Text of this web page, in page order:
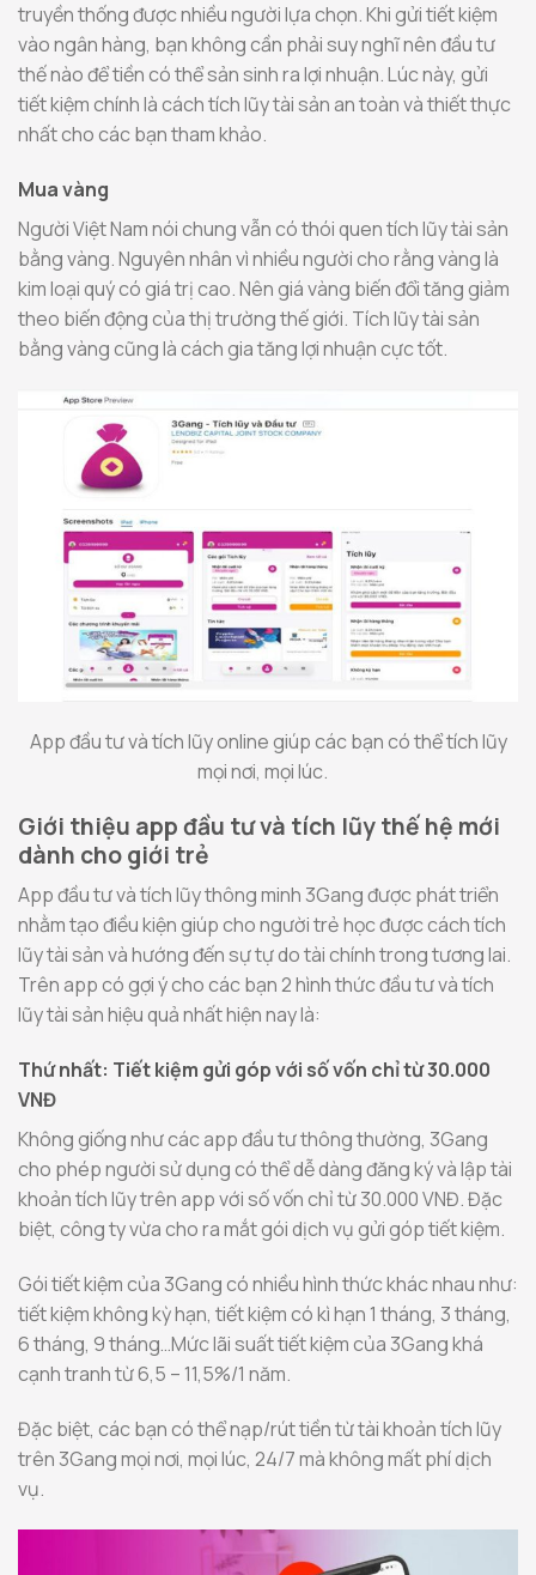
truyền thống được nhiều người lựa chọn. Khi gửi tiết kiệm
vào ngân hàng, bạn không cần phải suy nghĩ nên đầu tư
thế nào để tiền có thể sản sinh ra lợi nhuận. Lúc này, gửi
tiết kiệm chính là cách tích lũy tài sản an toàn và thiết thực
nhất cho các bạn tham khảo.
Mua vàng
Người Việt Nam nói chung vẫn có thói quen tích lũy tài sản
bằng vàng. Nguyên nhân vì nhiều người cho rằng vàng là
kim loại quý có giá trị cao. Nên giá vàng biến đổi tăng giảm
theo biến động của thị trường thế giới. Tích lũy tài sản
bằng vàng cũng là cách gia tăng lợi nhuận cực tốt.
App đầu tư và tích lũy online giúp các bạn có thể tích lũy
mọi nơi, mọi lúc.
Giới thiệu app đầu tư và tích lũy thế hệ mới
dành cho giới trẻ
App đầu tư và tích lũy thông minh 3Gang được phát triển
nhằm tạo điều kiện giúp cho người trẻ học được cách tích
lũy tài sản và hướng đến sự tự do tài chính trong tương lai.
Trên app có gợi ý cho các bạn 2 hình thức đầu tư và tích
lũy tài sản hiệu quả nhất hiện nay là:
Thứ nhất: Tiết kiệm gửi góp với số vốn chỉ từ 30.000
VNĐ
Không giống như các app đầu tư thông thường, 3Gang
cho phép người sử dụng có thể dễ dàng đăng ký và lập tài
khoản tích lũy trên app với số vốn chỉ từ 30.000 VNĐ. Đặc
biệt, công ty vừa cho ra mắt gói dịch vụ gửi góp tiết kiệm.
Gói tiết kiệm của 3Gang có nhiều hình thức khác nhau như:
tiết kiệm không kỳ hạn, tiết kiệm có kì hạn 1 tháng, 3 tháng,
6 tháng, 9 tháng…Mức lãi suất tiết kiệm của 3Gang khá
cạnh tranh từ 6,5 – 11,5%/1 năm.
Đặc biệt, các bạn có thể nạp/rút tiền từ tài khoản tích lũy
trên 3Gang mọi nơi, mọi lúc, 24/7 mà không mất phí dịch
vụ.